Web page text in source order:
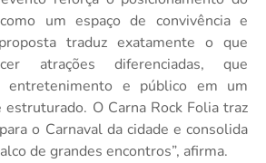
um espaço de convivência e
traduz exatamente o que
atrações diferenciadas, que
entretenimento e público em um
O Carna Rock Folia traz
o Carnaval da cidade e consolida
de grandes encontros”, afirma.